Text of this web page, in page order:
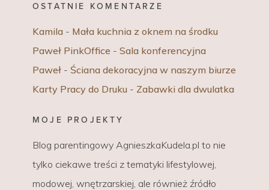
OSTATNIE KOMENTARZE
Kamila - Mała kuchnia z oknem na środku
Paweł PinkOffice - Sala konferencyjna
Paweł - Ściana dekoracyjna w naszym biurze
Karty Pracy do Druku - Zabawki dla dwulatka
MOJE PROJEKTY
Blog parentingowy AgnieszkaKudela.pl to nie
tylko ciekawe treści z tematyki lifestylowej,
modowej, wnętrzarskiej, ale również źródło